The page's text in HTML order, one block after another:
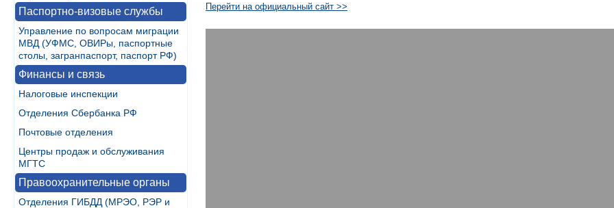
Паспортно-визовые службы
Управление по вопросам миграции
МВД (УФМС, ОВИРы, паспортные
столы, загранпаспорт, паспорт РФ)
Финансы и связь
Налоговые инспекции
Отделения Сбербанка РФ
Почтовые отделения
Центры продаж и обслуживания
МГТС
Правоохранительные органы
Отделения ГИБДД (МРЭО, РЭР и
Перейти на официальный сайт >>